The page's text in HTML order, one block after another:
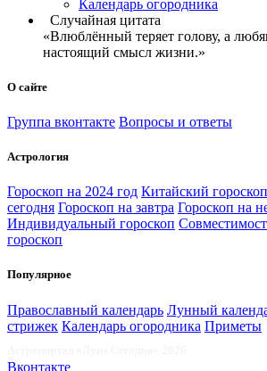
Календарь огородника
Случайная цитата
«Влюблённый теряет голову, а
настоящий смысл жизни.»
О сайте
Группа вконтакте Вопросы и ответы
Астрология
Гороскоп на 2024 год Китайский гороскоп
сегодня Гороскоп на завтра Гороскоп на
Индивидуальный гороскоп
гороскоп
Популярное
Православный календарь Лунный
стрижек Календарь огородника Приметы
Вконтакте